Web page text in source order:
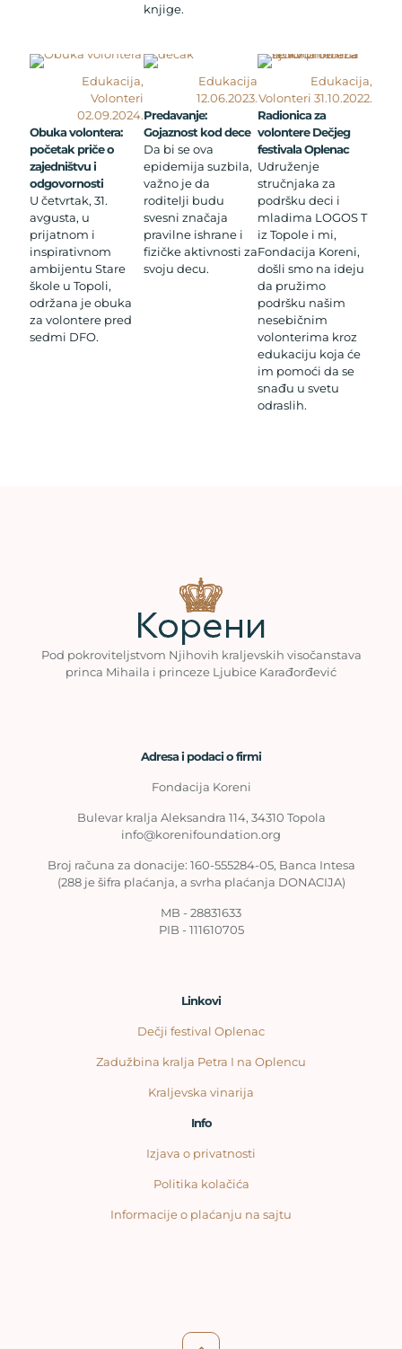
knjige.
Edukacija,
Volonteri
02.09.2024.
Obuka volontera:
početak priče o
zajedništvu i
odgovornosti
U četvrtak, 31.
avgusta, u
prijatnom i
inspirativnom
ambijentu Stare
škole u Topoli,
održana je obuka
za volontere pred
sedmi DFO.
Edukacija
12.06.2023.
Predavanje:
Gojaznost kod dece
Da bi se ova
epidemija suzbila,
važno je da
roditelji budu
svesni značaja
pravilne ishrane i
fizičke aktivnosti za
svoju decu.
Edukacija,
Volonteri 31.10.2022.
Radionica za
volontere Dečjeg
festivala Oplenac
Udruženje
stručnjaka za
podršku deci i
mladima LOGOS T
iz Topole i mi,
Fondacija Koreni,
došli smo na ideju
da pružimo
podršku našim
nesebičnim
volonterima kroz
edukaciju koja će
im pomoći da se
snađu u svetu
odraslih.
Pod pokroviteljstvom Njihovih kraljevskih visočanstava
princa Mihaila i princeze Ljubice Karađorđević
Adresa i podaci o firmi
Fondacija Koreni
Bulevar kralja Aleksandra 114, 34310 Topola
info@korenifoundation.org
Broj računa za donacije: 160-555284-05, Banca Intesa
(288 je šifra plaćanja, a svrha plaćanja DONACIJA)
MB - 28831633
PIB - 111610705
Linkovi
Dečji festival Oplenac
Zadužbina kralja Petra I na Oplencu
Kraljevska vinarija
Info
Izjava o privatnosti
Politika kolačića
Informacije o plaćanju na sajtu